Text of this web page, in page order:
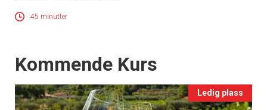
45 minutter
Events
Kommende Kurs
Ledig plass